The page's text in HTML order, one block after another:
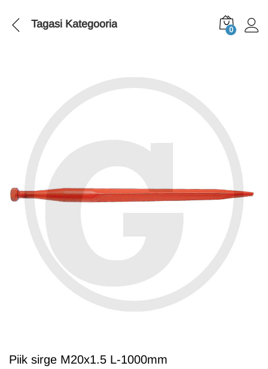
Tagasi Kategooria 0
Piik sirge M20x1.5 L-1000mm